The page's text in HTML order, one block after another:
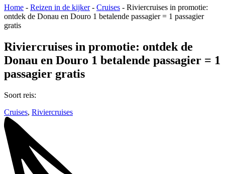
Home - Reizen in de kijker- Cruises - Riviercruises in promotie:
ontdek de Donau en Douro 1 betalende passagier = 1 passagier
gratis
Riviercruises in promotie: ontdek de
Donau en Douro 1 betalende passagier = 1
passagier gratis
Soort reis:
Cruises, Riviercruises